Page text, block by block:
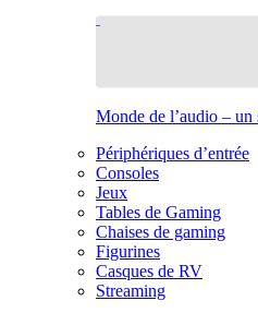
Monde de l’audio – un
Périphériques d’entrée
Consoles
Jeux
Tables de Gaming
Chaises de gaming
Figurines
Casques de RV
Streaming